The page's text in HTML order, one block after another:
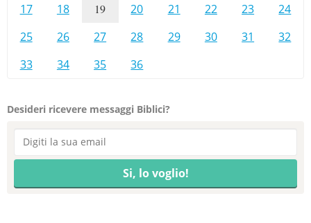
17
18 19 20 21 22 23
24
25
26 27 28 29 30 31
32
33
34 35 36
Desideri ricevere messaggi Biblici?